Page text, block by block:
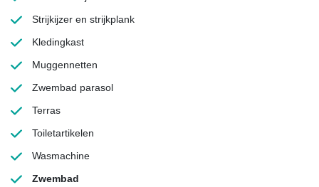
Strijkijzer en strijkplank
Kledingkast
Muggennetten
Zwembad parasol
Terras
Toiletartikelen
Wasmachine
Zwembad